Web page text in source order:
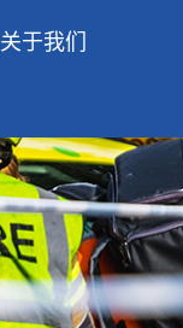
关于我们